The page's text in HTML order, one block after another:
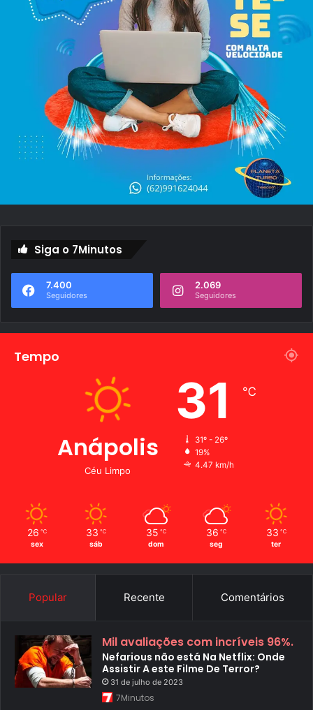
Siga o 7Minutos
7.400
Seguidores
2.069
Seguidores
Tempo
Anápolis
Céu Limpo
31 ℃
31º - 26º
19%
4.47 km/h
26 ℃
sex
33 ℃
sáb
35 ℃
dom
36 ℃
seg
33 ℃
ter
Popular Recente Comentários
Mil avaliações com incríveis 96%.
Nefarious não está Na Netflix: Onde
Assistir A este Filme De Terror?
31 de julho de 2023
7Minutos